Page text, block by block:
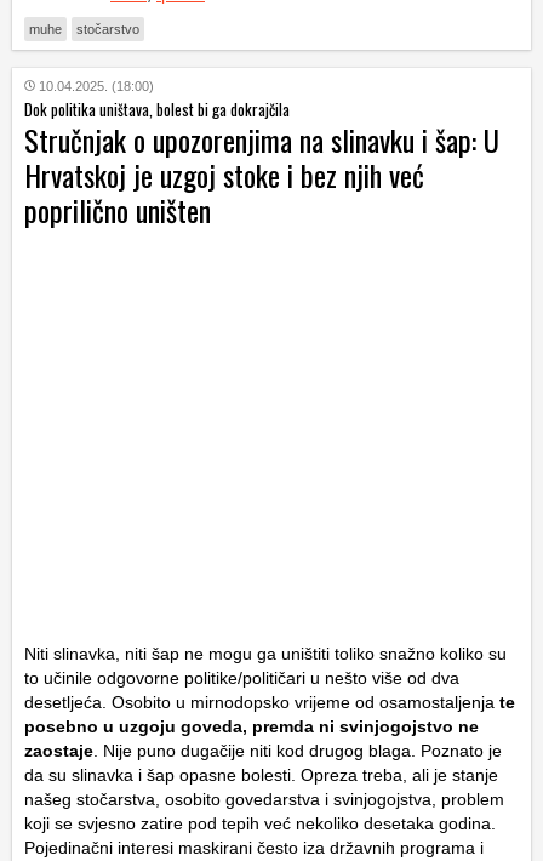
muhe stočarstvo
10.04.2025. (18:00)
Dok politika uništava, bolest bi ga dokrajčila
Stručnjak o upozorenjima na slinavku i šap: U
Hrvatskoj je uzgoj stoke i bez njih već
poprilično uništen
Niti slinavka, niti šap ne mogu ga uništiti toliko snažno koliko su
to učinile odgovorne politike/političari u nešto više od dva
desetljeća. Osobito u mirnodopsko vrijeme od osamostaljenja te
posebno u uzgoju goveda, premda ni svinjogojstvo ne
zaostaje. Nije puno dugačije niti kod drugog blaga. Poznato je
da su slinavka i šap opasne bolesti. Opreza treba, ali je stanje
našeg stočarstva, osobito govedarstva i svinjogojstva, problem
koji se svjesno zatire pod tepih već nekoliko desetaka godina.
Pojedinačni interesi maskirani često iza državnih programa i